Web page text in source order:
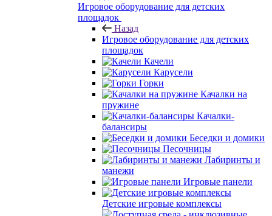
Игровое оборудование для детских
площадок
Назад
Игровое оборудование для детских
площадок
Качели
Карусели
Горки
Качалки на
пружине
Качалки-
балансиры
Беседки и домики
Песочницы
Лабиринты и
манежи
Игровые панели
Детские игровые комплексы